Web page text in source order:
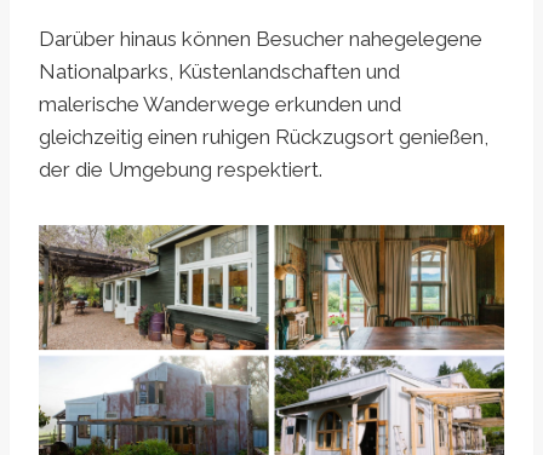
Darüber hinaus können Besucher nahegelegene
Nationalparks, Küstenlandschaften und
malerische Wanderwege erkunden und
gleichzeitig einen ruhigen Rückzugsort genießen,
der die Umgebung respektiert.